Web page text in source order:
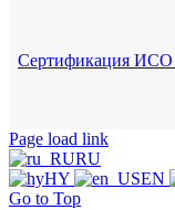
Сертификация
Page load link
RU
HY
EN
Go to Top